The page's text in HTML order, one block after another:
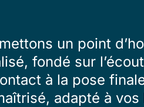
un point
fondé sur
à la pose
adapté à